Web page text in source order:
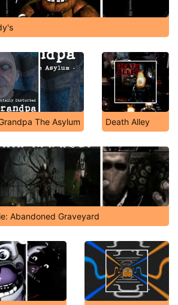
The Asylum Death Alley
Abandoned Graveyard